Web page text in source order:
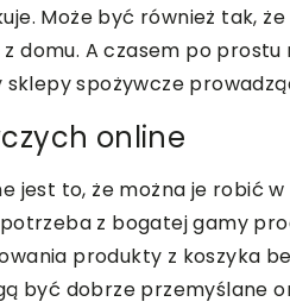
Może być również tak,
domu. A czasem po
spożywcze
online
jest to, że można je robić
z bogatej gamy
produkty z koszyka
być dobrze przemyślane